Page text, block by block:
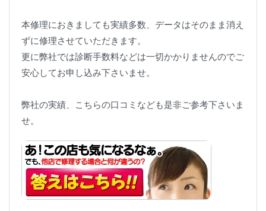
本修理におきましても実績多数、データはそのまま消え
ずに修理させていただきます。
更に弊社では診断手数料などは一切かかりませんのでご
安心してお申し込み下さいませ。
弊社の実績、こちらの口コミなども是非ご参考下さいま
せ。